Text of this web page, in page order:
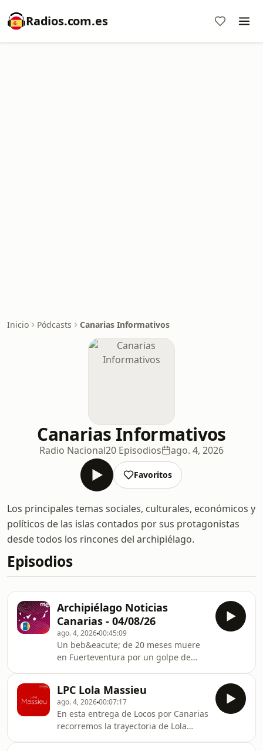
Radios.com.es
Inicio Pódcasts Canarias Informativos
Canarias Informativos
Radio Nacional20 Episodios ago. 4, 2026
Favoritos
Los principales temas sociales, culturales, económicos y
políticos de las islas contados por sus protagonistas
desde todos los rincones del archipiélago.
Episodios
Archipiélago Noticias
Canarias - 04/08/26
ago. 4, 202600:45:09
Un beb&eacute; de 20 meses muere
en Fuerteventura por un golpe de
LPC Lola Massieu
ago. 4, 202600:07:17
En esta entrega de Locos por Canarias
recorremos la trayectoria de Lola